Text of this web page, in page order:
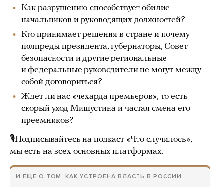
Как разрушению способствует обилие
начальников и руководящих должностей?
Кто принимает решения в стране и почему
полпреды президента, губернаторы, Совет
безопасности и другие региональные
и федеральные руководители не могут между
собой договориться?
Ждет ли нас «чехарда премьеров», то есть
скорый уход Мишустина и частая смена его
преемников?
🎙Подписывайтесь на подкаст «Что случилось»,
мы есть на всех основных платформах.
И ЕЩЕ О ТОМ, КАК УСТРОЕНА ВЛАСТЬ В РОССИИ